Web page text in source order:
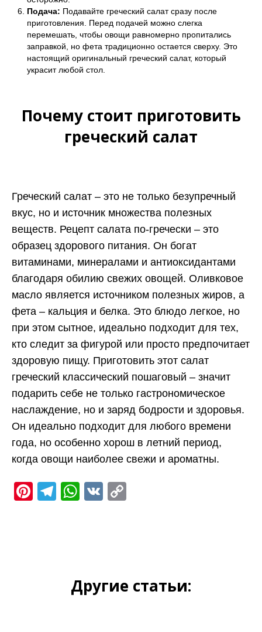
Подача: Подавайте греческий салат сразу после
приготовления. Перед подачей можно слегка
перемешать, чтобы овощи равномерно пропитались
заправкой, но фета традиционно остается сверху. Это
настоящий оригинальный греческий салат, который
украсит любой стол.
Почему стоит приготовить
греческий салат
Греческий салат – это не только безупречный
вкус, но и источник множества полезных
веществ. Рецепт салата по-гречески – это
образец здорового питания. Он богат
витаминами, минералами и антиоксидантами
благодаря обилию свежих овощей. Оливковое
масло является источником полезных жиров, а
фета – кальция и белка. Это блюдо легкое, но
при этом сытное, идеально подходит для тех,
кто следит за фигурой или просто предпочитает
здоровую пищу. Приготовить этот салат
греческий классический пошаговый – значит
подарить себе не только гастрономическое
наслаждение, но и заряд бодрости и здоровья.
Он идеально подходит для любого времени
года, но особенно хорош в летний период,
когда овощи наиболее свежи и ароматны.
Pinterest
Telegram
WhatsApp
VK
Другие статьи: